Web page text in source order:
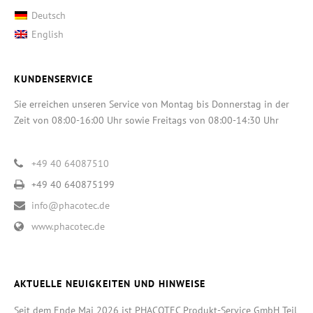
Deutsch
English
KUNDENSERVICE
Sie erreichen unseren Service von Montag bis Donnerstag in der
Zeit von 08:00-16:00 Uhr sowie Freitags von 08:00-14:30 Uhr
+49 40 64087510
+49 40 640875199
info@phacotec.de
www.phacotec.de
AKTUELLE NEUIGKEITEN UND HINWEISE
Seit dem Ende Mai 2026 ist PHACOTEC Produkt-Service GmbH Teil